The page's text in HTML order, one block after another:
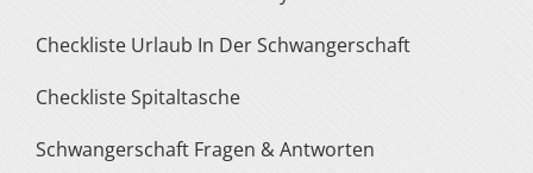
Checkliste Urlaub In Der Schwangerschaft
Checkliste Spitaltasche
Schwangerschaft Fragen & Antworten